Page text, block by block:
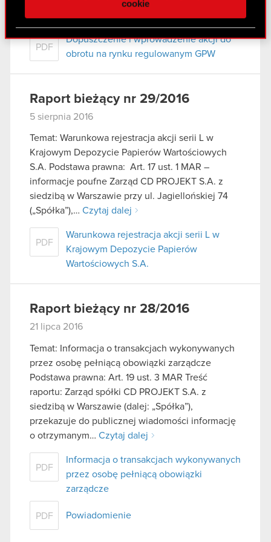
Partnerzy mogą połączyć te informacje z innymi
danymi otrzymanymi od Ciebie lub uzyskanymi
podczas korzystania z ich usług. Kontynuując
cookie
PDF
Dopuszczenie i wprowadzenie akcji do
obrotu na rynku regulowanym GPW
Raport bieżący nr 29/2016
5 sierpnia 2016
Temat: Warunkowa rejestracja akcji serii L w
Krajowym Depozycie Papierów Wartościowych
S.A. Podstawa prawna: Art. 17 ust. 1 MAR –
informacje poufne Zarząd CD PROJEKT S.A. z
siedzibą w Warszawie przy ul. Jagiellońskiej 74
(„Spółka”),… Czytaj dalej
PDF
Warunkowa rejestracja akcji serii L w
Krajowym Depozycie Papierów
Wartościowych S.A.
Raport bieżący nr 28/2016
21 lipca 2016
Temat: Informacja o transakcjach wykonywanych
przez osobę pełniącą obowiązki zarządcze
Podstawa prawna: Art. 19 ust. 3 MAR Treść
raportu: Zarząd spółki CD PROJEKT S.A. z
siedzibą w Warszawie (dalej: „Spółka”),
przekazuje do publicznej wiadomości informację
o otrzymanym… Czytaj dalej
PDF
Informacja o transakcjach wykonywanych
przez osobę pełniącą obowiązki
zarządcze
PDF Powiadomienie